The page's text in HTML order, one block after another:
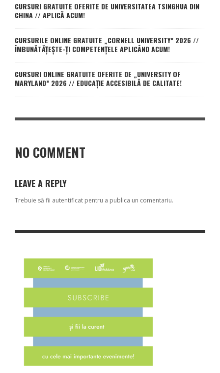
CURSURI GRATUITE OFERITE DE UNIVERSITATEA TSINGHUA DIN
CHINA // APLICĂ ACUM!
CURSURILE ONLINE GRATUITE „CORNELL UNIVERSITY” 2026 //
ÎMBUNĂTĂȚEȘTE-ȚI COMPETENȚELE APLICÂND ACUM!
CURSURI ONLINE GRATUITE OFERITE DE „UNIVERSITY OF
MARYLAND” 2026 // EDUCAȚIE ACCESIBILĂ DE CALITATE!
NO COMMENT
LEAVE A REPLY
Trebuie să fii autentificat pentru a publica un comentariu.